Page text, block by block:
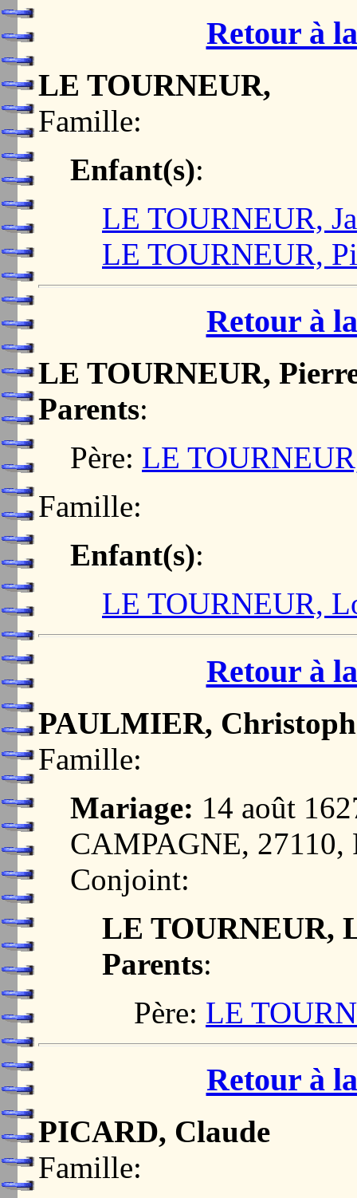
Retour à
LE TOURNEUR,
Famille:
Enfant(s):
LE TOURNEUR,
LE TOURNEUR,
Retour à
LE TOURNEUR,
Parents:
Père: LE
Famille:
Enfant(s):
LE TOURNEUR,
Retour à
PAULMIER,
Famille:
Mariage: 14 août
CAMPAGNE, 27110,
Conjoint:
LE TOURNEUR,
Parents:
Père: LE
Retour à
PICARD, Claude
Famille: